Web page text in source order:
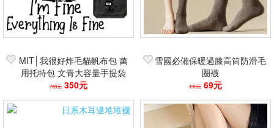
MIT│我很好炸毛貓帆布包 萬
用托特包 文青大容量手提袋
趣味貓咪插畫 學生上班族必備
購物袋
780元 350元
雪國必備保暖過膝高筒防滑毛
圈襪
139元 69元